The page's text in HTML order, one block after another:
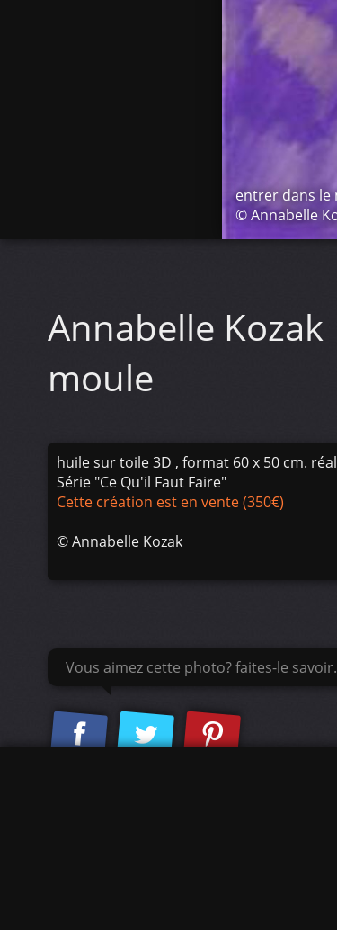
entrer dans le
© Annabelle
Annabelle Kozak
moule
huile sur toile 3D , format 60 x 50 cm.
Série "Ce Qu'il Faut Faire"
Cette création est en vente (350€)
©Annabelle Kozak
Vous aimez cette photo? faites-le savoir.